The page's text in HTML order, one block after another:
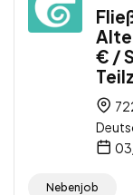
€ /
Nebenjob